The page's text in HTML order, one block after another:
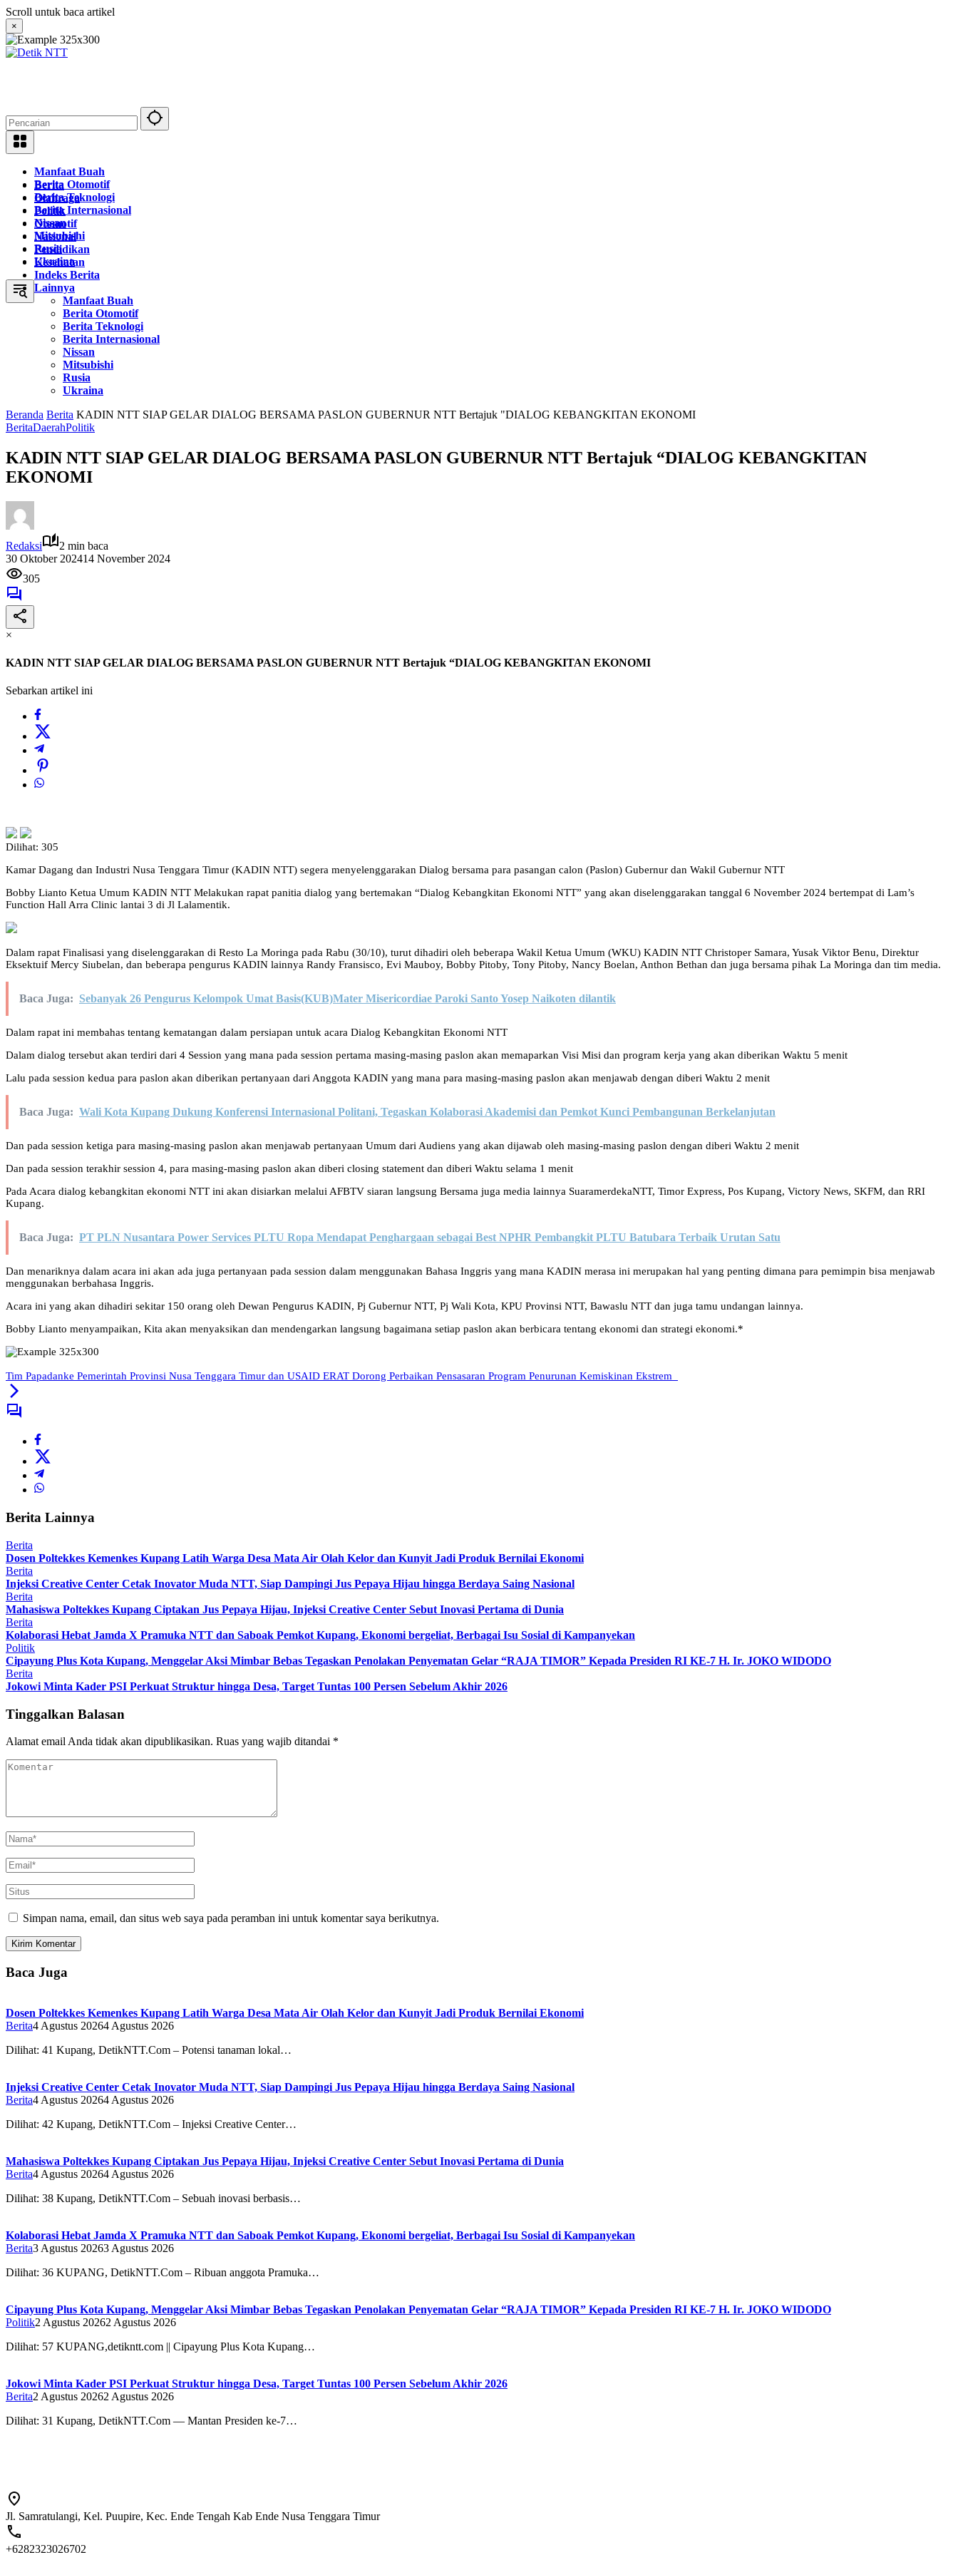
Langsung
ke
konten
Scroll untuk baca artikel
×
Manfaat Buah
Berita Otomotif
Berita Teknologi
Berita Internasional
Nissan
Mitsubishi
Rusia
Ukraina
Berita
Olahraga
Politik
Otomotif
Nasional
Pendidikan
Kesehatan
Indeks Berita
Lainnya
Manfaat Buah
Berita Otomotif
Berita Teknologi
Berita Internasional
Nissan
Mitsubishi
Rusia
Ukraina
Beranda Berita KADIN NTT SIAP GELAR DIALOG BERSAMA PASLON GUBERNUR NTT Bertajuk "DIALOG KEBANGKITAN EKONOMI
BeritaDaerahPolitik
KADIN NTT SIAP GELAR DIALOG BERSAMA PASLON GUBERNUR NTT Bertajuk “DIALOG KEBANGKITAN
EKONOMI
Redaksi
2 min baca
30 Oktober 202414 November 2024
305
×
KADIN NTT SIAP GELAR DIALOG BERSAMA PASLON GUBERNUR NTT Bertajuk “DIALOG KEBANGKITAN EKONOMI
Sebarkan artikel ini
Dilihat: 305
Kamar Dagang dan Industri Nusa Tenggara Timur (KADIN NTT) segera menyelenggarakan Dialog bersama para pasangan calon (Paslon) Gubernur dan Wakil Gubernur NTT
Bobby Lianto Ketua Umum KADIN NTT Melakukan rapat panitia dialog yang bertemakan “Dialog Kebangkitan Ekonomi NTT” yang akan diselenggarakan tanggal 6 November 2024 bertempat di Lam’s
Function Hall Arra Clinic lantai 3 di Jl Lalamentik.
Dalam rapat Finalisasi yang diselenggarakan di Resto La Moringa pada Rabu (30/10), turut dihadiri oleh beberapa Wakil Ketua Umum (WKU) KADIN NTT Christoper Samara, Yusak Viktor Benu, Direktur
Eksektuif Mercy Siubelan, dan beberapa pengurus KADIN lainnya Randy Fransisco, Evi Mauboy, Bobby Pitoby, Tony Pitoby, Nancy Boelan, Anthon Bethan dan juga bersama pihak La Moringa dan tim media.
Baca Juga: Sebanyak 26 Pengurus Kelompok Umat Basis(KUB)Mater Misericordiae Paroki Santo Yosep Naikoten dilantik
Dalam rapat ini membahas tentang kematangan dalam persiapan untuk acara Dialog Kebangkitan Ekonomi NTT
Dalam dialog tersebut akan terdiri dari 4 Session yang mana pada session pertama masing-masing paslon akan memaparkan Visi Misi dan program kerja yang akan diberikan Waktu 5 menit
Lalu pada session kedua para paslon akan diberikan pertanyaan dari Anggota KADIN yang mana para masing-masing paslon akan menjawab dengan diberi Waktu 2 menit
Baca Juga: Wali Kota Kupang Dukung Konferensi Internasional Politani, Tegaskan Kolaborasi Akademisi dan Pemkot Kunci Pembangunan Berkelanjutan
Dan pada session ketiga para masing-masing paslon akan menjawab pertanyaan Umum dari Audiens yang akan dijawab oleh masing-masing paslon dengan diberi Waktu 2 menit
Dan pada session terakhir session 4, para masing-masing paslon akan diberi closing statement dan diberi Waktu selama 1 menit
Pada Acara dialog kebangkitan ekonomi NTT ini akan disiarkan melalui AFBTV siaran langsung Bersama juga media lainnya SuaramerdekaNTT, Timor Express, Pos Kupang, Victory News, SKFM, dan RRI
Kupang.
Baca Juga: PT PLN Nusantara Power Services PLTU Ropa Mendapat Penghargaan sebagai Best NPHR Pembangkit PLTU Batubara Terbaik Urutan Satu
Dan menariknya dalam acara ini akan ada juga pertanyaan pada session dalam menggunakan Bahasa Inggris yang mana KADIN merasa ini merupakan hal yang penting dimana para pemimpin bisa menjawab
menggunakan berbahasa Inggris.
Acara ini yang akan dihadiri sekitar 150 orang oleh Dewan Pengurus KADIN, Pj Gubernur NTT, Pj Wali Kota, KPU Provinsi NTT, Bawaslu NTT dan juga tamu undangan lainnya.
Bobby Lianto menyampaikan, Kita akan menyaksikan dan mendengarkan langsung bagaimana setiap paslon akan berbicara tentang ekonomi dan strategi ekonomi.*
Tim Papadanke Pemerintah Provinsi Nusa Tenggara Timur dan USAID ERAT Dorong Perbaikan Pensasaran Program Penurunan Kemiskinan Ekstrem
Berita Lainnya
Berita
Dosen Poltekkes Kemenkes Kupang Latih Warga Desa Mata Air Olah Kelor dan Kunyit Jadi Produk Bernilai Ekonomi
Berita
Injeksi Creative Center Cetak Inovator Muda NTT, Siap Dampingi Jus Pepaya Hijau hingga Berdaya Saing Nasional
Berita
Mahasiswa Poltekkes Kupang Ciptakan Jus Pepaya Hijau, Injeksi Creative Center Sebut Inovasi Pertama di Dunia
Berita
Kolaborasi Hebat Jamda X Pramuka NTT dan Saboak Pemkot Kupang, Ekonomi bergeliat, Berbagai Isu Sosial di Kampanyekan
Politik
Cipayung Plus Kota Kupang, Menggelar Aksi Mimbar Bebas Tegaskan Penolakan Penyematan Gelar “RAJA TIMOR” Kepada Presiden RI KE-7 H. Ir. JOKO WIDODO
Berita
Jokowi Minta Kader PSI Perkuat Struktur hingga Desa, Target Tuntas 100 Persen Sebelum Akhir 2026
Tinggalkan Balasan
Alamat email Anda tidak akan dipublikasikan. Ruas yang wajib ditandai *
Simpan nama, email, dan situs web saya pada peramban ini untuk komentar saya berikutnya.
Baca Juga
Dosen Poltekkes Kemenkes Kupang Latih Warga Desa Mata Air Olah Kelor dan Kunyit Jadi Produk Bernilai Ekonomi
Berita4 Agustus 20264 Agustus 2026
Dilihat: 41 Kupang, DetikNTT.Com – Potensi tanaman lokal…
Injeksi Creative Center Cetak Inovator Muda NTT, Siap Dampingi Jus Pepaya Hijau hingga Berdaya Saing Nasional
Berita4 Agustus 20264 Agustus 2026
Dilihat: 42 Kupang, DetikNTT.Com – Injeksi Creative Center…
Mahasiswa Poltekkes Kupang Ciptakan Jus Pepaya Hijau, Injeksi Creative Center Sebut Inovasi Pertama di Dunia
Berita4 Agustus 20264 Agustus 2026
Dilihat: 38 Kupang, DetikNTT.Com – Sebuah inovasi berbasis…
Kolaborasi Hebat Jamda X Pramuka NTT dan Saboak Pemkot Kupang, Ekonomi bergeliat, Berbagai Isu Sosial di Kampanyekan
Berita3 Agustus 20263 Agustus 2026
Dilihat: 36 ‎‎KUPANG, DetikNTT.Com – Ribuan anggota Pramuka…
Cipayung Plus Kota Kupang, Menggelar Aksi Mimbar Bebas Tegaskan Penolakan Penyematan Gelar “RAJA TIMOR” Kepada Presiden RI KE-7 H. Ir. JOKO WIDODO
Politik2 Agustus 20262 Agustus 2026
Dilihat: 57 KUPANG,detikntt.com || Cipayung Plus Kota Kupang…
Jokowi Minta Kader PSI Perkuat Struktur hingga Desa, Target Tuntas 100 Persen Sebelum Akhir 2026
Berita2 Agustus 20262 Agustus 2026
Dilihat: 31 Kupang, DetikNTT.Com — Mantan Presiden ke-7…
Jl. Samratulangi, Kel. Puupire, Kec. Ende Tengah Kab Ende Nusa Tenggara Timur
+6282323026702